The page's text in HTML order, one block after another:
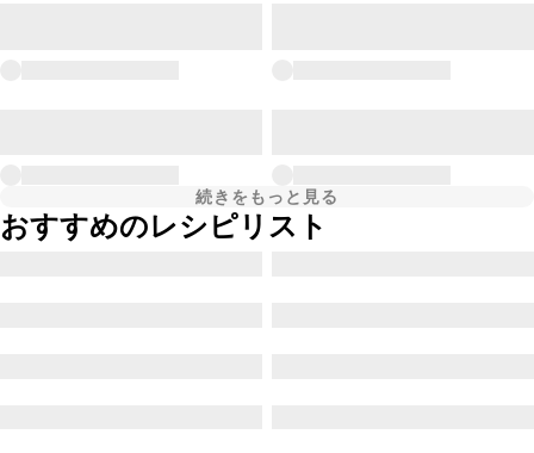
続きをもっと見る
おすすめのレシピリスト